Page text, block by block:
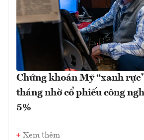
Chứng khoán Mỹ “xanh
tháng nhờ cổ phiếu công
5%
Xem thêm